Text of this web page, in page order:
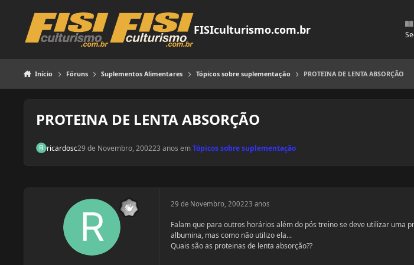
FISIculturismo.com.br
Início Fóruns Suplementos Alimentares Tópicos sobre suplementação PROTEINA DE LENTA ABSORÇÃO
PROTEINA DE LENTA ABSORÇÃO
ricardosc29 de Novembro, 200223 anos emTópicos sobre suplementação
29 de Novembro, 200223 anos
Falam que para outros horários além do pós treino se deve utilizar uma
albumina, mas como não utilizo ela...
Quais são as proteinas de lenta absorção??